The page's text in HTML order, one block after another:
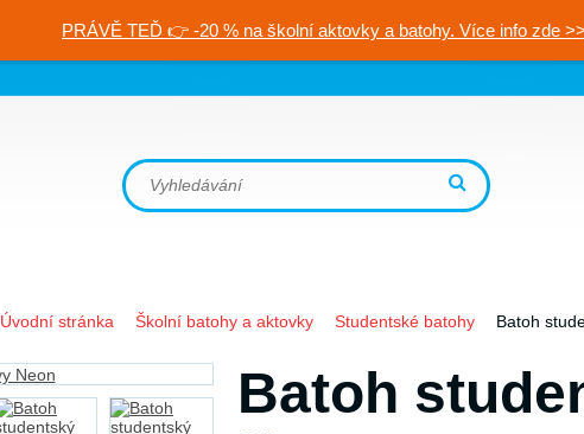
PRÁVĚ TEĎ 👉 -20 % na školní aktovky a batohy. Více info zde >>
Úvodní stránka Školní batohy a aktovky Studentské batohy Batoh
Batoh